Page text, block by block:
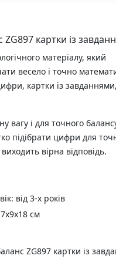
картки із
матеріалу, який
весело і точно
картки із
вагу і для точного
підібрати цифри для
вірна відповідь.
від 3-х років
см
ZG897 картки із